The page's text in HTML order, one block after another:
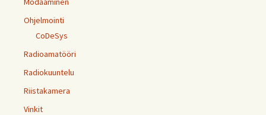
Ohjelmointi
CoDeSys
Radioamatööri
Radiokuuntelu
Riistakamera
Vinkit